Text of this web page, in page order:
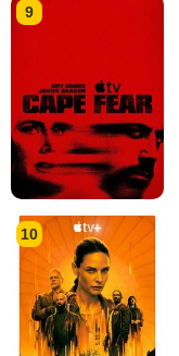
9
10